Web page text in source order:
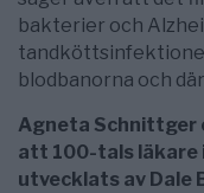
bakterier och
blodbanorna och
Agneta Schnittger
att 100-tals läkare
utvecklats av Dale